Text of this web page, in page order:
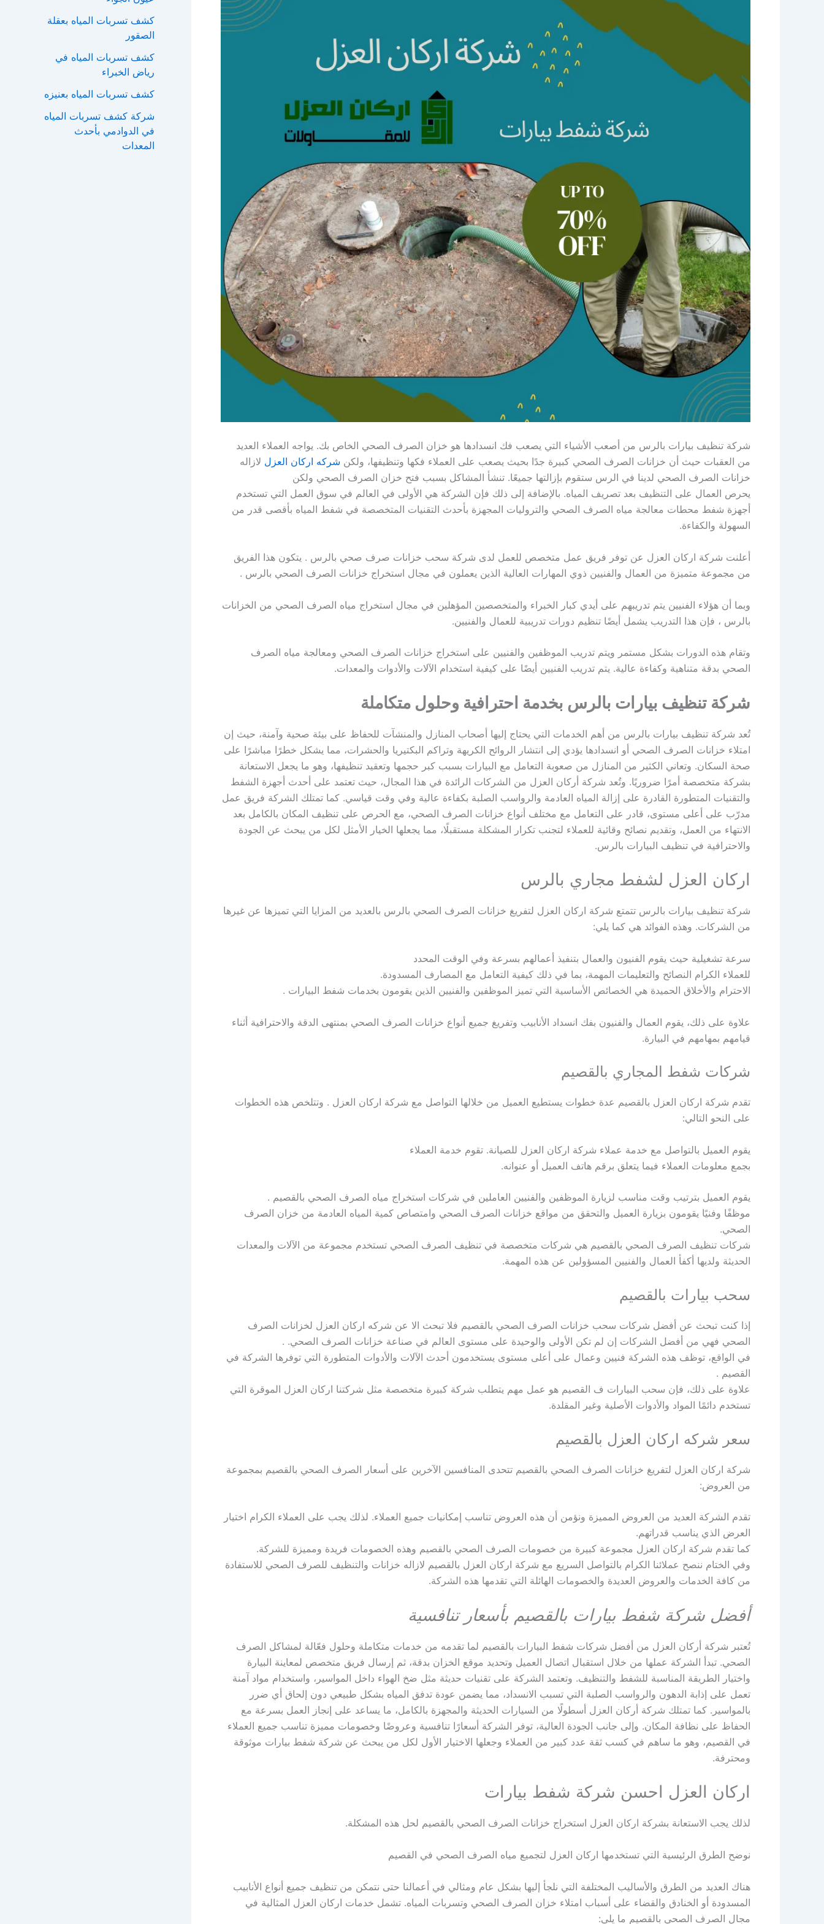
شركة تنظيف بيارات بالرس من أصعب الأشياء التي يصعب فك انسدادها هو خزان الصرف الصحي الخاص بك. يواجه العملاء العديد
من العقبات حيث أن خزانات الصرف الصحي كبيرة جدًا بحيث يصعب على العملاء فكها وتنظيفها، ولكن شركه اركان العزل لازاله
خزانات الصرف الصحي لدينا في الرس ستقوم بإزالتها جميعًا. تنشأ المشاكل بسبب فتح خزان الصرف الصحي ولكن
يحرص العمال على التنظيف بعد تصريف المياه. بالإضافة إلى ذلك فإن الشركة هي الأولى في العالم في سوق العمل التي تستخدم
أجهزة شفط محطات معالجة مياه الصرف الصحي والتروليات المجهزة بأحدث التقنيات المتخصصة في شفط المياه بأقصى قدر من
السهولة والكفاءة.
أعلنت شركة اركان العزل عن توفر فريق عمل متخصص للعمل لدى شركة سحب خزانات صرف صحي بالرس . يتكون هذا الفريق
من مجموعة متميزة من العمال والفنيين ذوي المهارات العالية الذين يعملون في مجال استخراج خزانات الصرف الصحي بالرس .
وبما أن هؤلاء الفنيين يتم تدريبهم على أيدي كبار الخبراء والمتخصصين المؤهلين في مجال استخراج مياه الصرف الصحي من الخزانات
بالرس ، فإن هذا التدريب يشمل أيضًا تنظيم دورات تدريبية للعمال والفنيين.
وتقام هذه الدورات بشكل مستمر ويتم تدريب الموظفين والفنيين على استخراج خزانات الصرف الصحي ومعالجة مياه الصرف
الصحي بدقة متناهية وكفاءة عالية. يتم تدريب الفنيين أيضًا على كيفية استخدام الآلات والأدوات والمعدات.
شركة تنظيف بيارات بالرس بخدمة احترافية وحلول متكاملة
تُعد شركة تنظيف بيارات بالرس من أهم الخدمات التي يحتاج إليها أصحاب المنازل والمنشآت للحفاظ على بيئة صحية وآمنة، حيث إن
امتلاء خزانات الصرف الصحي أو انسدادها يؤدي إلى انتشار الروائح الكريهة وتراكم البكتيريا والحشرات، مما يشكل خطرًا مباشرًا على
صحة السكان. وتعاني الكثير من المنازل من صعوبة التعامل مع البيارات بسبب كبر حجمها وتعقيد تنظيفها، وهو ما يجعل الاستعانة
بشركة متخصصة أمرًا ضروريًا. وتُعد شركة أركان العزل من الشركات الرائدة في هذا المجال، حيث تعتمد على أحدث أجهزة الشفط
والتقنيات المتطورة القادرة على إزالة المياه العادمة والرواسب الصلبة بكفاءة عالية وفي وقت قياسي. كما تمتلك الشركة فريق عمل
مدرّب على أعلى مستوى، قادر على التعامل مع مختلف أنواع خزانات الصرف الصحي، مع الحرص على تنظيف المكان بالكامل بعد
الانتهاء من العمل، وتقديم نصائح وقائية للعملاء لتجنب تكرار المشكلة مستقبلًا، مما يجعلها الخيار الأمثل لكل من يبحث عن الجودة
والاحترافية في تنظيف البيارات بالرس.
اركان العزل لشفط مجاري بالرس
شركة تنظيف بيارات بالرس تتمتع شركة اركان العزل لتفريغ خزانات الصرف الصحي بالرس بالعديد من المزايا التي تميزها عن غيرها
من الشركات. وهذه الفوائد هي كما يلي:
سرعة تشغيلية حيث يقوم الفنيون والعمال بتنفيذ أعمالهم بسرعة وفي الوقت المحدد
للعملاء الكرام النصائح والتعليمات المهمة، بما في ذلك كيفية التعامل مع المصارف المسدودة.
الاحترام والأخلاق الحميدة هي الخصائص الأساسية التي تميز الموظفين والفنيين الذين يقومون بخدمات شفط البيارات .
علاوة على ذلك، يقوم العمال والفنيون بفك انسداد الأنابيب وتفريغ جميع أنواع خزانات الصرف الصحي بمنتهى الدقة والاحترافية أثناء
قيامهم بمهامهم في البيارة.
شركات شفط المجاري بالقصيم
تقدم شركة اركان العزل بالقصيم عدة خطوات يستطيع العميل من خلالها التواصل مع شركة اركان العزل . وتتلخص هذه الخطوات
على النحو التالي:
يقوم العميل بالتواصل مع خدمة عملاء شركة اركان العزل للصيانة. تقوم خدمة العملاء
بجمع معلومات العملاء فيما يتعلق برقم هاتف العميل أو عنوانه.
يقوم العميل بترتيب وقت مناسب لزيارة الموظفين والفنيين العاملين في شركات استخراج مياه الصرف الصحي بالقصيم .
موظفًا وفنيًا يقومون بزيارة العميل والتحقق من مواقع خزانات الصرف الصحي وامتصاص كمية المياه العادمة من خزان الصرف
الصحي.
شركات تنظيف الصرف الصحي بالقصيم هي شركات متخصصة في تنظيف الصرف الصحي تستخدم مجموعة من الآلات والمعدات
الحديثة ولديها أكفأ العمال والفنيين المسؤولين عن هذه المهمة.
سحب بيارات بالقصيم
إذا كنت تبحث عن أفضل شركات سحب خزانات الصرف الصحي بالقصيم فلا تبحث الا عن شركه اركان العزل لخزانات الصرف
الصحي فهي من أفضل الشركات إن لم تكن الأولى والوحيدة على مستوى العالم في صناعة خزانات الصرف الصحي. .
في الواقع، توظف هذه الشركة فنيين وعمال على أعلى مستوى يستخدمون أحدث الآلات والأدوات المتطورة التي توفرها الشركة في
القصيم .
علاوة على ذلك، فإن سحب البيارات ف القصيم هو عمل مهم يتطلب شركة كبيرة متخصصة مثل شركتنا اركان العزل الموقرة التي
تستخدم دائمًا المواد والأدوات الأصلية وغير المقلدة.
سعر شركه اركان العزل بالقصيم
شركة اركان العزل لتفريغ خزانات الصرف الصحي بالقصيم تتحدى المنافسين الآخرين على أسعار الصرف الصحي بالقصيم بمجموعة
من العروض:
تقدم الشركة العديد من العروض المميزة ونؤمن أن هذه العروض تناسب إمكانيات جميع العملاء. لذلك يجب على العملاء الكرام اختيار
العرض الذي يناسب قدراتهم.
كما تقدم شركة اركان العزل مجموعة كبيرة من خصومات الصرف الصحي بالقصيم وهذه الخصومات فريدة ومميزة للشركة.
وفي الختام ننصح عملائنا الكرام بالتواصل السريع مع شركة اركان العزل بالقصيم لازاله خزانات والتنظيف للصرف الصحي للاستفادة
من كافة الخدمات والعروض العديدة والخصومات الهائلة التي تقدمها هذه الشركة.
أفضل شركة شفط بيارات بالقصيم بأسعار تنافسية
تُعتبر شركة أركان العزل من أفضل شركات شفط البيارات بالقصيم لما تقدمه من خدمات متكاملة وحلول فعّالة لمشاكل الصرف
الصحي. تبدأ الشركة عملها من خلال استقبال اتصال العميل وتحديد موقع الخزان بدقة، ثم إرسال فريق متخصص لمعاينة البيارة
واختيار الطريقة المناسبة للشفط والتنظيف. وتعتمد الشركة على تقنيات حديثة مثل ضخ الهواء داخل المواسير، واستخدام مواد آمنة
تعمل على إذابة الدهون والرواسب الصلبة التي تسبب الانسداد، مما يضمن عودة تدفق المياه بشكل طبيعي دون إلحاق أي ضرر
بالمواسير. كما تمتلك شركة أركان العزل أسطولًا من السيارات الحديثة والمجهزة بالكامل، ما يساعد على إنجاز العمل بسرعة مع
الحفاظ على نظافة المكان. وإلى جانب الجودة العالية، توفر الشركة أسعارًا تنافسية وعروضًا وخصومات مميزة تناسب جميع العملاء
في القصيم، وهو ما ساهم في كسب ثقة عدد كبير من العملاء وجعلها الاختيار الأول لكل من يبحث عن شركة شفط بيارات موثوقة
ومحترفة.
اركان العزل احسن شركة شفط بيارات
لذلك يجب الاستعانة بشركة اركان العزل استخراج خزانات الصرف الصحي بالقصيم لحل هذه المشكلة.
نوضح الطرق الرئيسية التي تستخدمها اركان العزل لتجميع مياه الصرف الصحي في القصيم
هناك العديد من الطرق والأساليب المختلفة التي نلجأ إليها بشكل عام ومثالي في أعمالنا حتى نتمكن من تنظيف جميع أنواع الأنابيب
المسدودة أو الخنادق والقضاء على أسباب امتلاء خزان الصرف الصحي وتسربات المياه. تشمل خدمات اركان العزل المثالية في
مجال الصرف الصحي بالقصيم ما يلي:
ن
كشف تسربات المياه بعقلة
الصقور
كشف تسربات المياه في
رياض الخبراء
كشف تسربات المياه بعنيزه
شركة كشف تسربات المياه
في الدوادمي بأحدث
المعدات